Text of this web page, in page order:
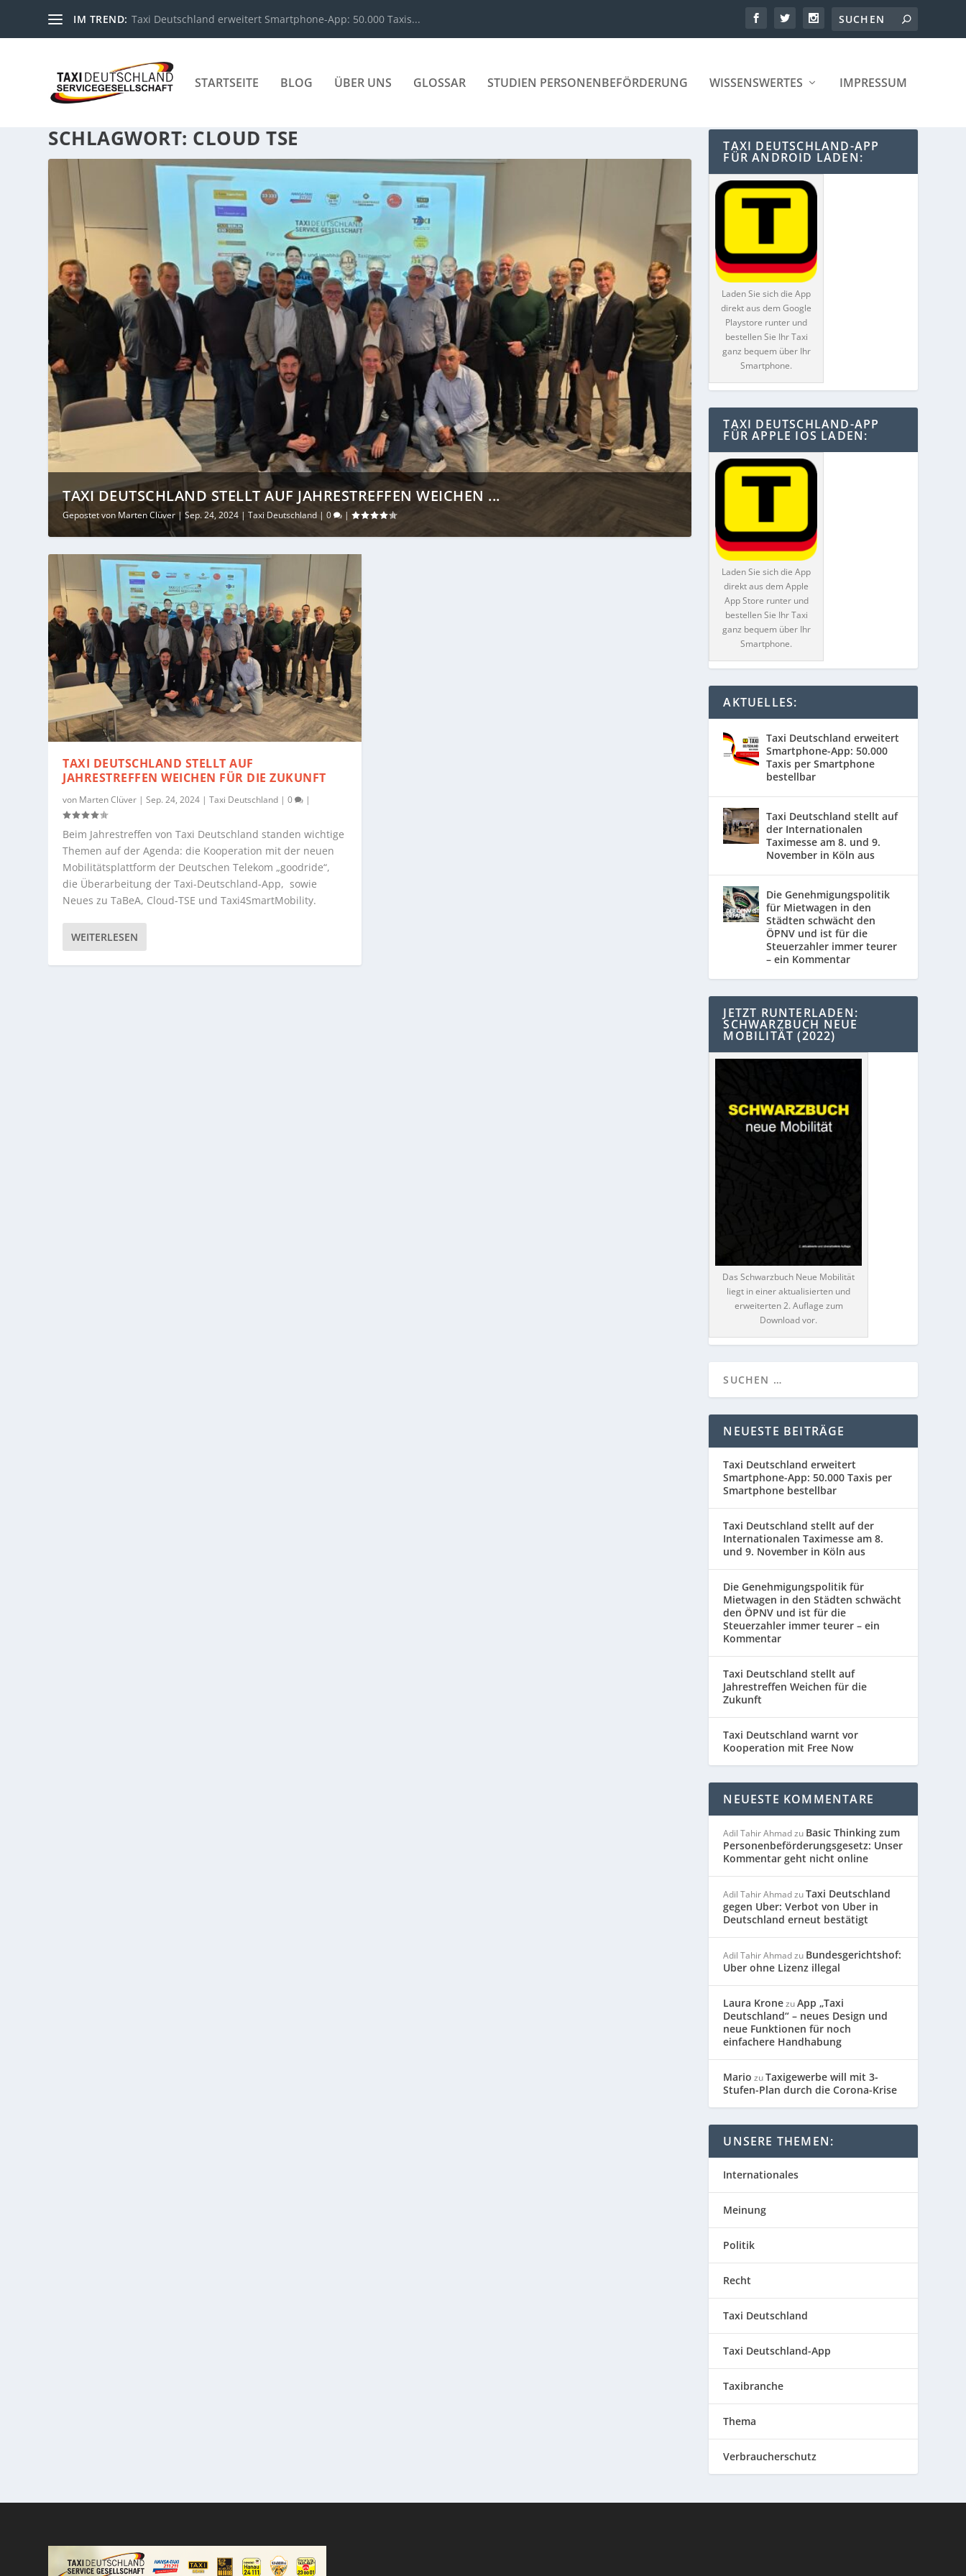
IM TREND: Taxi Deutschland erweitert Smartphone-App: 50.000 Taxis...
STARTSEITE BLOG ÜBER UNS GLOSSAR STUDIEN PERSONENBEFÖRDERUNG WISSENSWERTES IMPRESSUM
SCHLAGWORT: CLOUD TSE
TAXI DEUTSCHLAND STELLT AUF JAHRESTREFFEN WEICHEN ...
Gepostet von Marten Clüver|Sep. 24, 2024 |Taxi Deutschland |0 |
TAXI DEUTSCHLAND STELLT AUF
JAHRESTREFFEN WEICHEN FÜR DIE ZUKUNFT
von Marten Clüver |Sep. 24, 2024 |Taxi Deutschland |0 |
Beim Jahrestreffen von Taxi Deutschland standen wichtige
Themen auf der Agenda: die Kooperation mit der neuen
Mobilitätsplattform der Deutschen Telekom „goodride“,
die Überarbeitung der Taxi-Deutschland-App, sowie
Neues zu TaBeA, Cloud-TSE und Taxi4SmartMobility.
WEITERLESEN
TAXI DEUTSCHLAND-APP
FÜR ANDROID LADEN:
Laden Sie sich die App
direkt aus dem Google
Playstore runter und
bestellen Sie Ihr Taxi
ganz bequem über Ihr
Smartphone.
TAXI DEUTSCHLAND-APP
FÜR APPLE IOS LADEN:
Laden Sie sich die App
direkt aus dem Apple
App Store runter und
bestellen Sie Ihr Taxi
ganz bequem über Ihr
Smartphone.
AKTUELLES:
Taxi Deutschland erweitert
Smartphone-App: 50.000
Taxis per Smartphone
bestellbar
Taxi Deutschland stellt auf
der Internationalen
Taximesse am 8. und 9.
November in Köln aus
Die Genehmigungspolitik
für Mietwagen in den
Städten schwächt den
ÖPNV und ist für die
Steuerzahler immer teurer
– ein Kommentar
JETZT RUNTERLADEN:
SCHWARZBUCH NEUE
MOBILITÄT (2022)
Das Schwarzbuch Neue Mobilität
liegt in einer aktualisierten und
erweiterten 2. Auflage zum
Download vor.
NEUESTE BEITRÄGE
Taxi Deutschland erweitert
Smartphone-App: 50.000 Taxis per
Smartphone bestellbar
Taxi Deutschland stellt auf der
Internationalen Taximesse am 8.
und 9. November in Köln aus
Die Genehmigungspolitik für
Mietwagen in den Städten schwächt
den ÖPNV und ist für die
Steuerzahler immer teurer – ein
Kommentar
Taxi Deutschland stellt auf
Jahrestreffen Weichen für die
Zukunft
Taxi Deutschland warnt vor
Kooperation mit Free Now
NEUESTE KOMMENTARE
Adil Tahir Ahmadzu Basic Thinking zum
Personenbeförderungsgesetz: Unser
Kommentar geht nicht online
Adil Tahir AhmadzuTaxi Deutschland
gegen Uber: Verbot von Uber in
Deutschland erneut bestätigt
Adil Tahir Ahmadzu Bundesgerichtshof:
Uber ohne Lizenz illegal
Laura KronezuApp „Taxi
Deutschland“ – neues Design und
neue Funktionen für noch
einfachere Handhabung
Mario zuTaxigewerbe will mit 3-
Stufen-Plan durch die Corona-Krise
UNSERE THEMEN:
Internationales
Meinung
Politik
Recht
Taxi Deutschland
Taxi Deutschland-App
Taxibranche
Thema
Verbraucherschutz